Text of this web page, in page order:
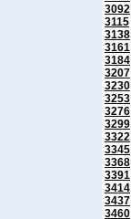
3092
3115
3138
3161
3184
3207
3230
3253
3276
3299
3322
3345
3368
3391
3414
3437
3460